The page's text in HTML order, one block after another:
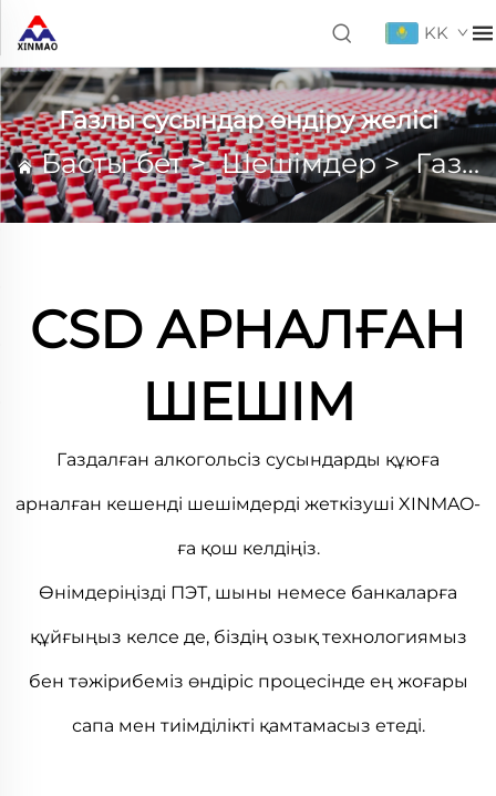
KK
Газлы сусындар өндіру желісі
Басты бет>Шешімдер>Газлы сусындар өндіру желісі
CSD АРНАЛҒАН
ШЕШІМ
Газдалған алкогольсіз сусындарды құюға
арналған кешенді шешімдерді жеткізуші XINMAO-
ға қош келдіңіз.
Өнімдеріңізді ПЭТ, шыны немесе банкаларға
құйғыңыз келсе де, біздің озық технологиямыз
бен тәжірибеміз өндіріс процесінде ең жоғары
сапа мен тиімділікті қамтамасыз етеді.